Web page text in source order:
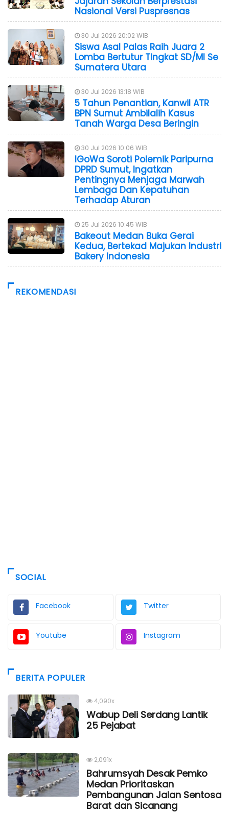
Nasional Versi Puspresnas
30 Jul 2026 20:02 WIB
Siswa Asal Palas Raih Juara 2
Lomba Bertutur Tingkat SD/MI Se
Sumatera Utara
30 Jul 2026 13:18 WIB
5 Tahun Penantian, Kanwil ATR
BPN Sumut Ambilalih Kasus
Tanah Warga Desa Beringin
30 Jul 2026 10:06 WIB
IGoWa Soroti Polemik Paripurna
DPRD Sumut, Ingatkan
Pentingnya Menjaga Marwah
Lembaga Dan Kepatuhan
Terhadap Aturan
25 Jul 2026 10:45 WIB
Bakeout Medan Buka Gerai
Kedua, Bertekad Majukan Industri
Bakery Indonesia
REKOMENDASI
SOCIAL
Facebook Twitter
Youtube Instagram
BERITA POPULER
4,090x
Wabup Deli Serdang Lantik
25 Pejabat
2,091x
Bahrumsyah Desak Pemko
Medan Prioritaskan
Pembangunan Jalan Sentosa
Barat dan Sicanang